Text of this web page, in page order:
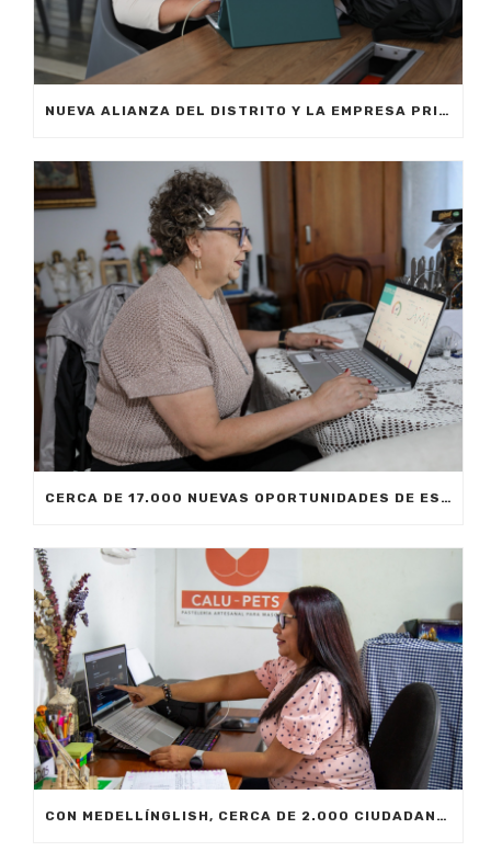
NUEVA ALIANZA DEL DISTRITO Y LA EMPRESA PRIVADA PERMITIRÁ FORMAR A CIUDADANOS DE MEDELLÍN EN INTELIGENCIA ARTIFICIAL APLICADA A LOS NEGOCIOS
CERCA DE 17.000 NUEVAS OPORTUNIDADES DE ESTUDIO SIN COSTO PARA MEDELLÍN
CON MEDELLÍNGLISH, CERCA DE 2.000 CIUDADANOS SE FORMARÁN EN INGLÉS FUNCIONAL PARA EL TRABAJO